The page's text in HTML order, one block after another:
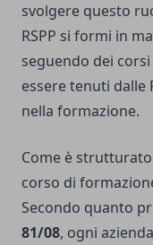
svolgere questo
RSPP si formi in
seguendo dei
essere tenuti dalle
nella formazione.
Come è
corso di
Secondo quanto
81/08, ogni